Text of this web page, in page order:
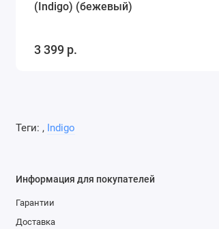
(Indigo) (бежевый)
3 399 р.
Теги: , Indigo
Информация для покупателей
Гарантии
Доставка